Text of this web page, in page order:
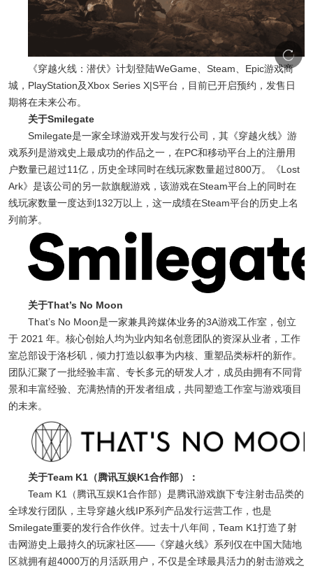
《穿越火线：潜伏》计划登陆WeGame、Steam、Epic游戏商
城，PlayStation及Xbox Series X|S平台，目前已开启预约，发售日
期将在未来公布。
关于Smilegate
Smilegate是一家全球游戏开发与发行公司，其《穿越火线》游
戏系列是游戏史上最成功的作品之一，在PC和移动平台上的注册用
户数量已超过11亿，历史全球同时在线玩家数量超过800万。《Lost
Ark》是该公司的另一款旗舰游戏，该游戏在Steam平台上的同时在
线玩家数量一度达到132万以上，这一成绩在Steam平台的历史上名
列前茅。
关于That’s No Moon
That’s No Moon是一家兼具跨媒体业务的3A游戏工作室，创立
于 2021 年。核心创始人均为业内知名创意团队的资深从业者，工作
室总部设于洛杉矶，倾力打造以叙事为内核、重塑品类标杆的新作。
团队汇聚了一批经验丰富、专长多元的研发人才，成员由拥有不同背
景和丰富经验、充满热情的开发者组成，共同塑造工作室与游戏项目
的未来。
关于Team K1（腾讯互娱K1合作部）：
Team K1（腾讯互娱K1合作部）是腾讯游戏旗下专注射击品类的
全球发行团队，主导穿越火线IP系列产品发行运营工作，也是
Smilegate重要的发行合作伙伴。过去十八年间，Team K1打造了射
击网游史上最持久的玩家社区——《穿越火线》系列仅在中国大陆地
区就拥有超4000万的月活跃用户，不仅是全球最具活力的射击游戏之